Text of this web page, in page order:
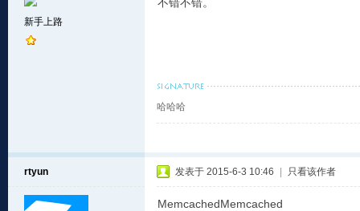
新手上路
哈哈哈
rtyun 发表于 2015-6-3 10:46 只看该作者
MemcachedMemcached